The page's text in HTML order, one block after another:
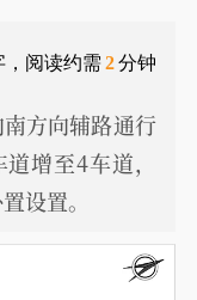
，阅读约需 2分钟
方向辅路通行
增至4车道，
设置。